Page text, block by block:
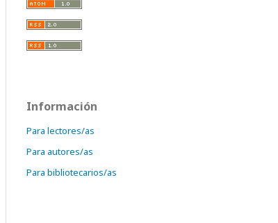
Información
Para lectores/as
Para autores/as
Para bibliotecarios/as